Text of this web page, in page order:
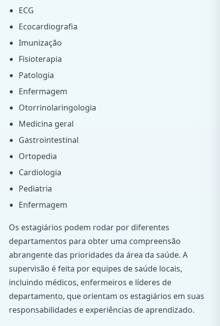
ECG
Ecocardiografia
Imunização
Fisioterapia
Patologia
Enfermagem
Otorrinolaringologia
Medicina geral
Gastrointestinal
Ortopedia
Cardiologia
Pediatria
Enfermagem
Os estagiários podem rodar por diferentes
departamentos para obter uma compreensão
abrangente das prioridades da área da saúde. A
supervisão é feita por equipes de saúde locais,
incluindo médicos, enfermeiros e líderes de
departamento, que orientam os estagiários em suas
responsabilidades e experiências de aprendizado.